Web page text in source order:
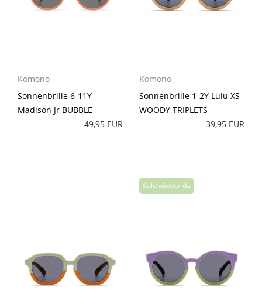
Komono
Sonnenbrille 6-11Y
Madison Jr BUBBLE
49,95 EUR
Komono
Sonnenbrille 1-2Y Lulu XS
WOODY TRIPLETS
39,95 EUR